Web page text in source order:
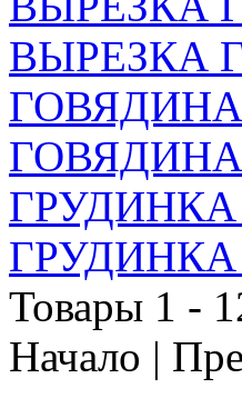
ВЫРЕЗКА
Товары 1 -
Начало |